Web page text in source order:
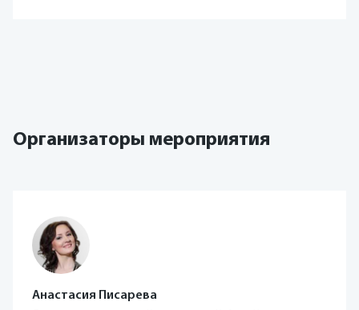
Организаторы мероприятия
Анастасия Писарева